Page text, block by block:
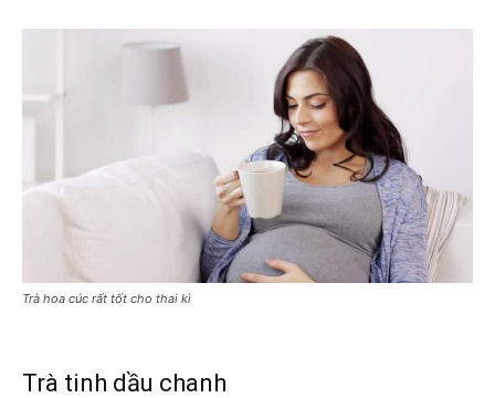
Trà hoa cúc rất tốt cho thai kì
Trà tinh dầu chanh